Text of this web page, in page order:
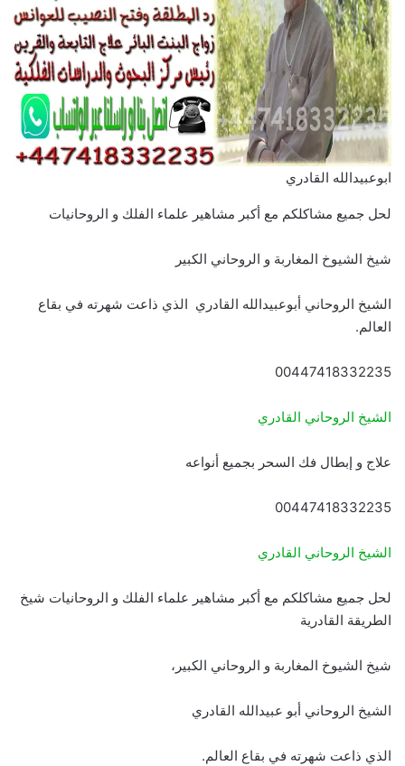
ابوعبيدالله القادري
لحل جميع مشاكلكم مع أكبر مشاهير علماء الفلك و الروحانيات
شيخ الشيوخ المغاربة و الروحاني الكبير
الشيخ الروحاني أبوعبيدالله القادري الذي ذاعت شهرته في بقاع
العالم.
00447418332235
الشيخ الروحاني القادري
علاج و إبطال فك السحر بجميع أنواعه
00447418332235
الشيخ الروحاني القادري
لحل جميع مشاكلكم مع أكبر مشاهير علماء الفلك و الروحانيات شيخ
الطريقة القادرية
شيخ الشيوخ المغاربة و الروحاني الكبير،
الشيخ الروحاني أبو عبيدالله القادري
الذي ذاعت شهرته في بقاع العالم.